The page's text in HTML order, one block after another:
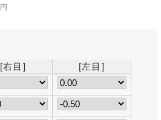
円
[右目]
[左目]